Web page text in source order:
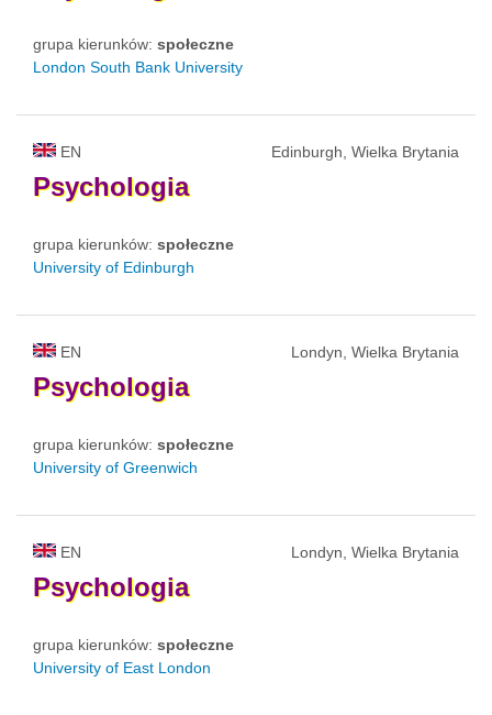
grupa kierunków: społeczne
London South Bank University
EN Edinburgh, Wielka Brytania
Psychologia
grupa kierunków: społeczne
University of Edinburgh
EN Londyn, Wielka Brytania
Psychologia
grupa kierunków: społeczne
University of Greenwich
EN Londyn, Wielka Brytania
Psychologia
grupa kierunków: społeczne
University of East London